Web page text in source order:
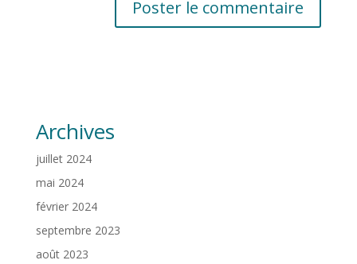
Archives
juillet 2024
mai 2024
février 2024
septembre 2023
août 2023